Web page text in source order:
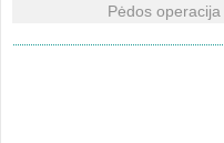
Pėdos